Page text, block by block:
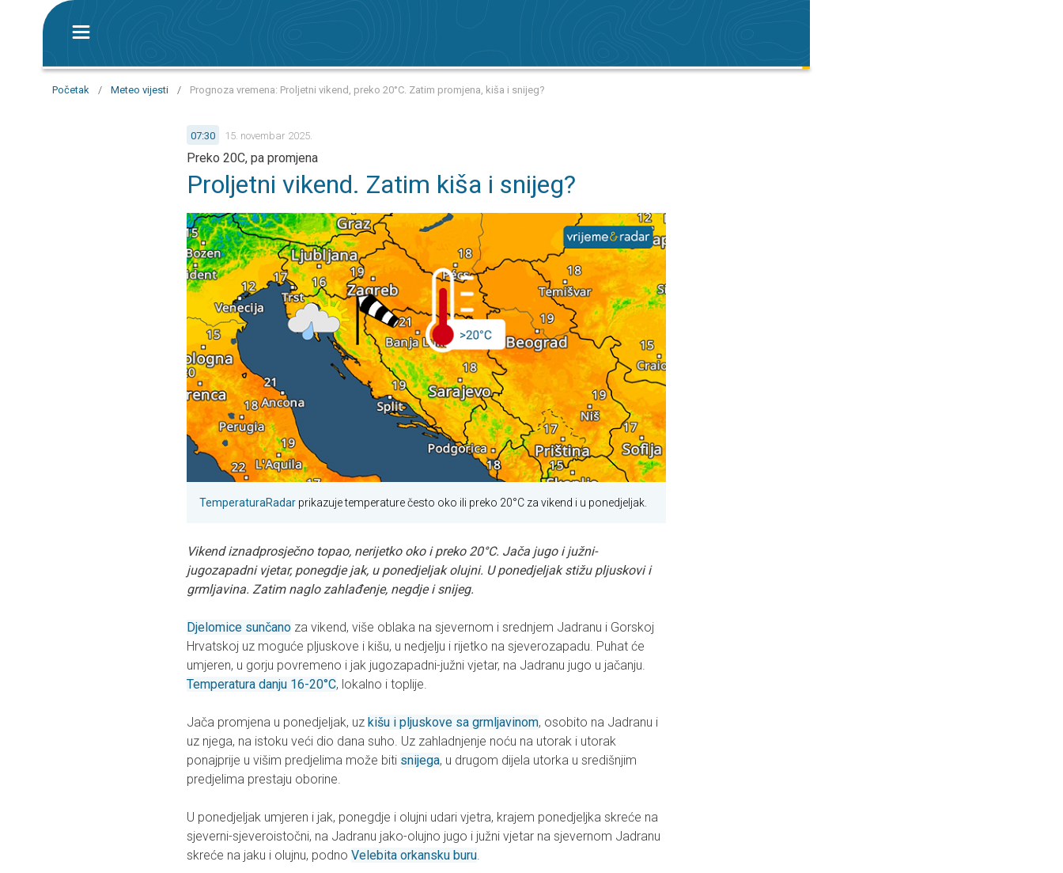
Početak / Meteo vijesti / Prognoza vremena: Proljetni vikend, preko 20°C. Zatim promjena, kiša i snijeg?
07:30 15. novembar 2025.
Preko 20C, pa promjena
Proljetni vikend. Zatim kiša i snijeg?
TemperaturaRadar prikazuje temperature često oko ili preko 20°C za vikend i u ponedjeljak.
Vikend iznadprosječno topao, nerijetko oko i preko 20°C. Jača jugo i južni-
jugozapadni vjetar, ponegdje jak, u ponedjeljak olujni. U ponedjeljak stižu pljuskovi i
grmljavina. Zatim naglo zahlađenje, negdje i snijeg.
Djelomice sunčano za vikend, više oblaka na sjevernom i srednjem Jadranu i Gorskoj
Hrvatskoj uz moguće pljuskove i kišu, u nedjelju i rijetko na sjeverozapadu. Puhat će
umjeren, u gorju povremeno i jak jugozapadni-južni vjetar, na Jadranu jugo u jačanju.
Temperatura danju 16-20°C, lokalno i toplije.
Jača promjena u ponedjeljak, uz kišu i pljuskove sa grmljavinom, osobito na Jadranu i
uz njega, na istoku veći dio dana suho. Uz zahladnjenje noću na utorak i utorak
ponajprije u višim predjelima može biti snijega, u drugom dijela utorka u središnjim
predjelima prestaju oborine.
U ponedjeljak umjeren i jak, ponegdje i olujni udari vjetra, krajem ponedjeljka skreće na
sjeverni-sjeveroistočni, na Jadranu jako-olujno jugo i južni vjetar na sjevernom Jadranu
skreće na jaku i olujnu, podno Velebita orkansku buru.